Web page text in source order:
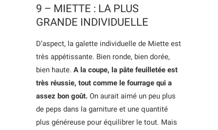
9 – MIETTE : LA PLUS
GRANDE INDIVIDUELLE
D’aspect, la galette individuelle de Miette est
très appétissante. Bien ronde, bien dorée,
bien haute. A la coupe, la pâte feuilletée est
très réussie, tout comme le fourrage qui a
assez bon goût. On aurait aimé un peu plus
de peps dans la garniture et une quantité
plus généreuse pour équilibrer le tout. Mais